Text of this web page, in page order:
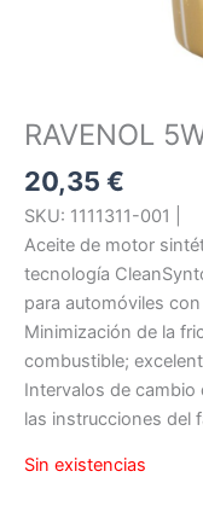
RAVENOL
20,35 €
SKU: 1111311-001 |
Aceite de motor
tecnología
para automóviles
Minimización de la
combustible;
Intervalos de
las instrucciones del
Sin existencias